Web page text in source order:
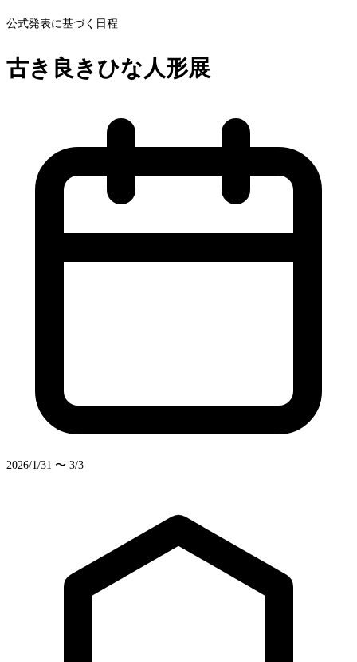
公式発表に基づく日程
古き良きひな人形展
2026/1/31 〜 3/3